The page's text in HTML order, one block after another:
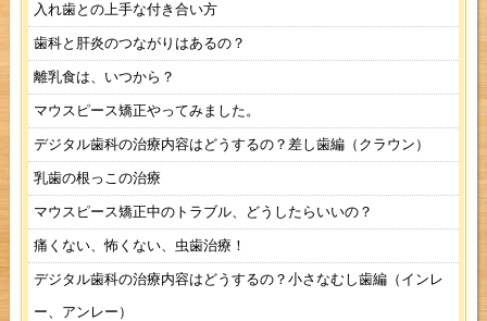
入れ歯との上手な付き合い方
歯科と肝炎のつながりはあるの？
離乳食は、いつから？
マウスピース矯正やってみました。
デジタル歯科の治療内容はどうするの？差し歯編（クラウン）
乳歯の根っこの治療
マウスピース矯正中のトラブル、どうしたらいいの？
痛くない、怖くない、虫歯治療！
デジタル歯科の治療内容はどうするの？小さなむし歯編（インレ
ー、アンレー）